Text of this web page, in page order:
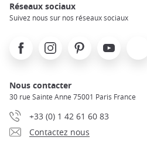
Réseaux sociaux
Suivez nous sur nos réseaux sociaux
FacebookInstagramPinterest Youtube
Nous contacter
30 rue Sainte Anne 75001 Paris France
+33 (0) 1 42 61 60 83
Contactez nous